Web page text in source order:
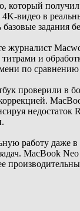
который
видео в
задания
журналист
и
по
проверили в
работу даже
MacBook